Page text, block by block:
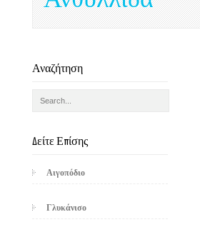
Αναζήτηση
Δείτε Επίσης
Αιγοπόδιο
Γλυκάνισο